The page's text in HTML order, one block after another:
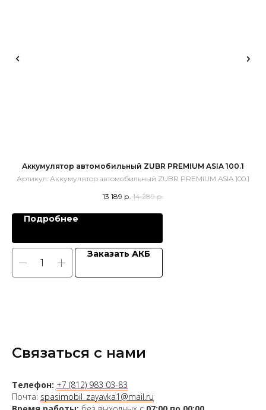
Аккумулятор автомобильный ZUBR PREMIUM ASIA 100.1
Артикул: Аккумулятор автомобильный ZUBR PREMIUM ASIA 100.1
13 189 р. 14 289 р.
Подробнее
Заказать АКБ
Связаться с нами
Телефон: +7 (812) 983 03-83
Почта: spasimobil_zayavka1@mail.ru